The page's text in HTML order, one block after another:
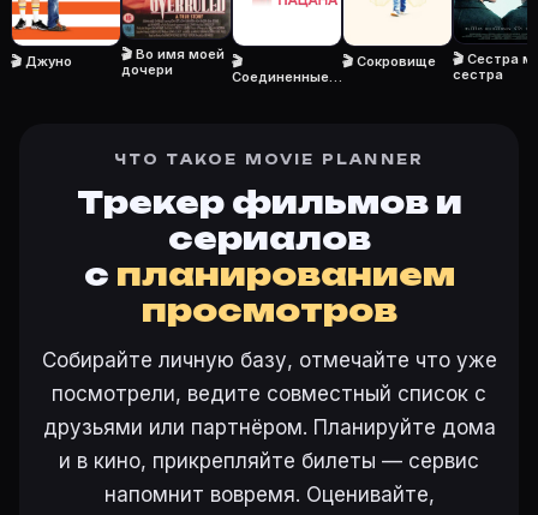
Кто актёры в «Стефани Дэли» (2006)?
Режиссёр — Хилари Брауэр. В фильме «Стефани
Как добавить «Стефани Дэли» в свой список
На карточке «Стефани Дэли (2006)» на Movie
Ещё на Movie Planner
Интересные факты о фильмах·Как вести watchlist
Войти в кабинет— сохранить «Стефани Дэли» в
🎬 Джуно
🎬 Во имя моей
дочери
🎬
Соединенные
🎬 Сокровище
🎬 Сестра
сестра
ЧТО ТАКОЕ MOVIE PLANNER
Трекер фильмов и
сериалов
с планированием
просмотров
Собирайте личную базу, отмечайте что уже
посмотрели, ведите совместный список с
друзьями или партнёром. Планируйте дома
и в кино, прикрепляйте билеты — сервис
напомнит вовремя. Оценивайте,